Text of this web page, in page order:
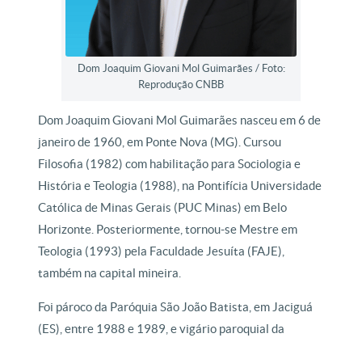
Dom Joaquim Giovani Mol Guimarães / Foto:
Reprodução CNBB
Dom Joaquim Giovani Mol Guimarães nasceu em 6 de
janeiro de 1960, em Ponte Nova (MG). Cursou
Filosofia (1982) com habilitação para Sociologia e
História e Teologia (1988), na Pontifícia Universidade
Católica de Minas Gerais (PUC Minas) em Belo
Horizonte. Posteriormente, tornou-se Mestre em
Teologia (1993) pela Faculdade Jesuíta (FAJE),
também na capital mineira.
Foi pároco da Paróquia São João Batista, em Jaciguá
(ES), entre 1988 e 1989, e vigário paroquial da